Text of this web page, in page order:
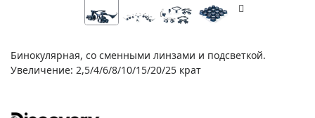
Бинокулярная, со сменными линзами и подсветкой.
Увеличение: 2,5/4/6/8/10/15/20/25 крат